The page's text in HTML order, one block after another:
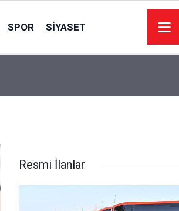
SPOR SIYASET
Resmi İlanlar